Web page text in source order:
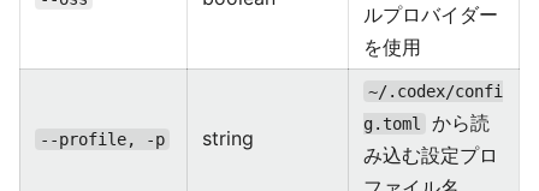
ルプロバイダー
を使用
--profile, -p string
~/.codex/confi
g.toml
から読
み込む設定プロ